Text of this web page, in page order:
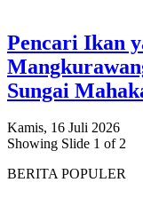
Pencari Ikan
Sungai
Kamis, 16 Juli 2026
Showing Slide 1 of 2
BERITA POPULER